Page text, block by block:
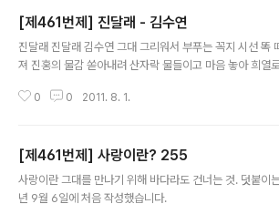
[제461번제] 진달래 - 김수연
진달래 진달래 김수연 그대 그리워서 부푸는 꼭지 시선 똑
져 진홍의 물감 쏟아내려 산자락 물들이고 마음 놓아 희열
은 김수연 님에게 있습니다. 이 글은 스프링노트에서 작성되
0 0 2011. 8. 1.
[제461번제] 사랑이란? 255
사랑이란 그대를 만나기 위해 바다라도 건너는 것. 덧붙이
년 9월 6일에 처음 작성했습니다.